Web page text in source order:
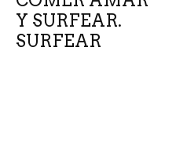
Y SURFEAR.
SURFEAR